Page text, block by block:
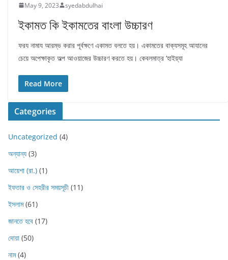
May 9, 2023 syedabdulhai
ইকামত কি ইকামতের বাংলা উচ্চারণ
ফরয নামায আরম্ভ করার পূর্বক্ষণে একামত বলতে হয়। একামতের বাক্যসমূহ আযানের
চেয়ে অপেক্ষাকৃত অল্প আওয়াজের উচ্চারণ করতে হয়। কেবলমাত্র ‘হাইয়্যা
Read More
Categories
Uncategorized (4)
অন্যান্য (3)
আয়েশা (রা.) (1)
ইফতার ও সেহরীর সময়সূচী (11)
ইসলাম(61)
জানতে হবে (17)
দোয়া (50)
নাম(4)